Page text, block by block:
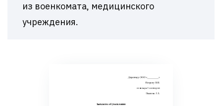
из военкомата, медицинского
учреждения.